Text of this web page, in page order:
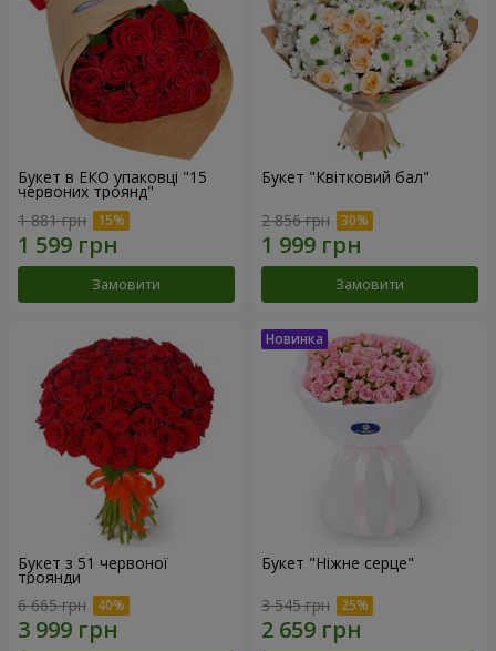
Букет в ЕКО упаковці "15
червоних троянд"
1 881 грн
Замовити
Букет "Квітковий бал"
2 856 грн
Замовити
Букет з 51 червоної
троянди
6 665 грн
Букет "Ніжне серце"
3 545 грн